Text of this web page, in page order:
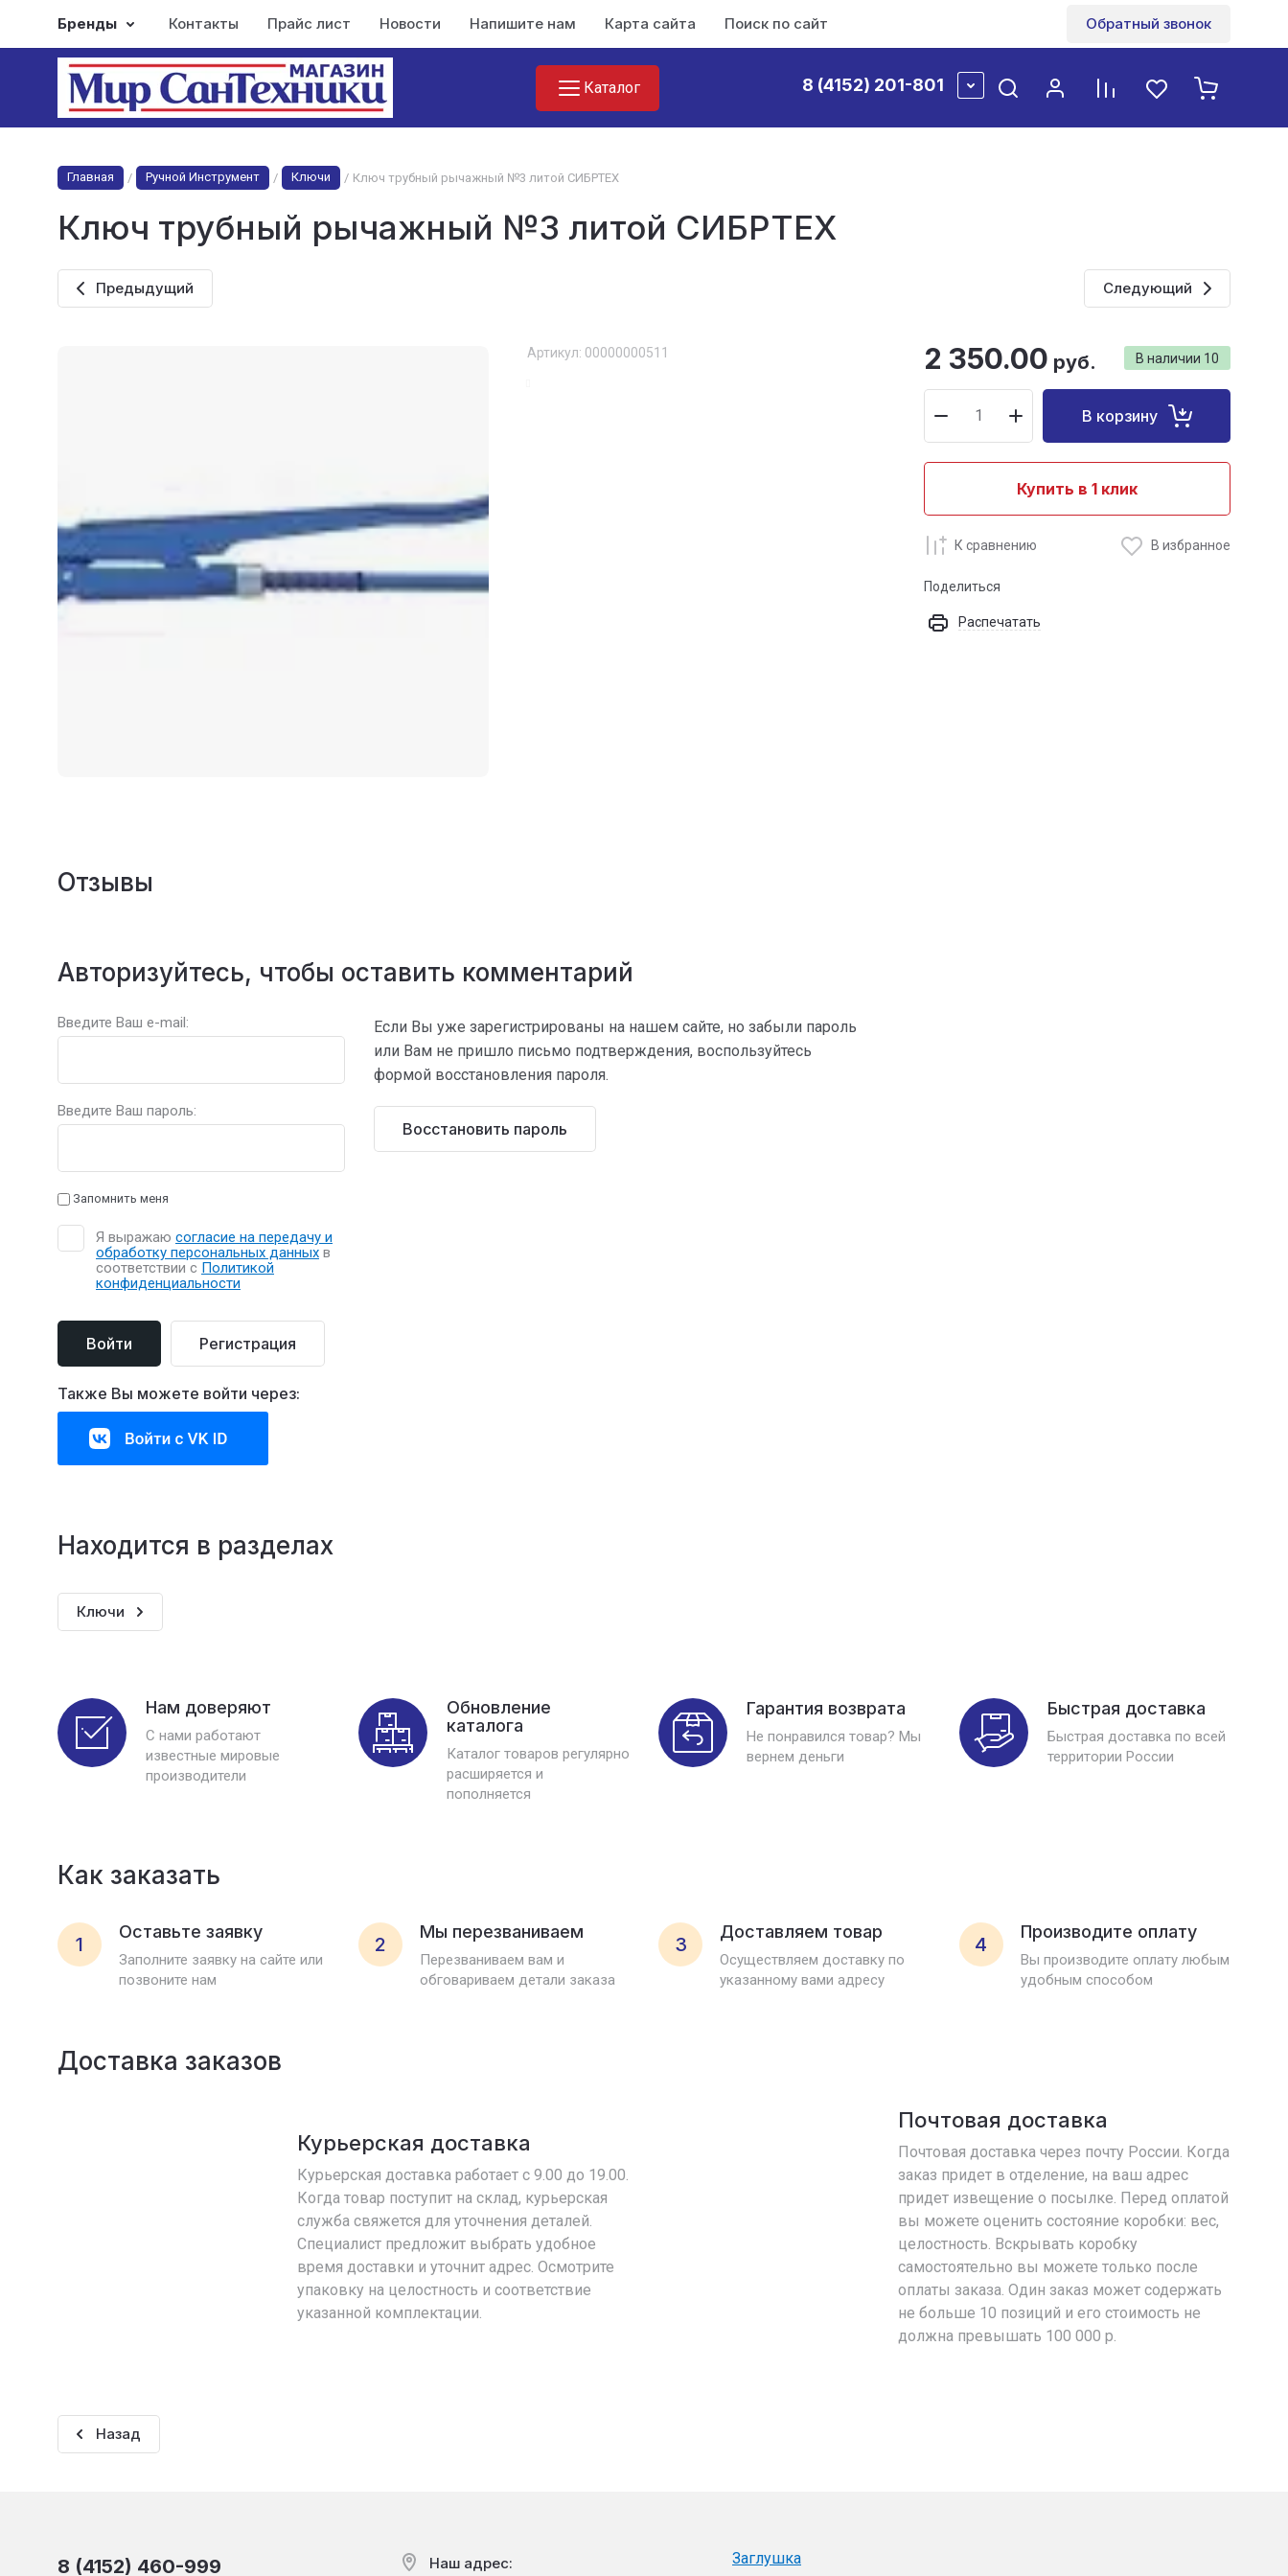
Бренды Контакты Прайс лист Новости Напишите нам Карта сайта Поиск по сайту ГлавнаяОбратный звонок
Каталог 8 (4152) 201-801
Главная / Ручной Инструмент / Ключи / Ключ трубный рычажный №3 литой СИБРТЕХ
Ключ трубный рычажный №3 литой СИБРТЕХ
Предыдущий Следующий
Артикул: 00000000511 В наличии 10
2 350.00 руб.
В корзину
Купить в 1 клик
К сравнению В избранное
Поделиться
Распечатать
Отзывы
Авторизуйтесь, чтобы оставить комментарий
Введите Ваш e-mail:
Введите Ваш пароль:
Запомнить меня
Я выражаю согласие на передачу и
обработку персональных данных в
соответствии с Политикой
конфиденциальности
Войти Регистрация
Если Вы уже зарегистрированы на нашем сайте, но забыли пароль
или Вам не пришло письмо подтверждения, воспользуйтесь
формой восстановления пароля.
Восстановить пароль
Также Вы можете войти через:
Находится в разделах
Ключи
Нам доверяют
С нами работают
известные мировые
производители
Обновление
каталога
Каталог товаров регулярно
расширяется и
пополняется
Гарантия возврата
Не понравился товар? Мы
вернем деньги
Быстрая доставка
Быстрая доставка по всей
территории России
Как заказать
1
Оставьте заявку
Заполните заявку на сайте или
позвоните нам
2
Мы перезваниваем
Перезваниваем вам и
обговариваем детали заказа
3
Доставляем товар
Осуществляем доставку по
указанному вами адресу
4
Производите оплату
Вы производите оплату любым
удобным способом
Доставка заказов
Курьерская доставка
Курьерская доставка работает с 9.00 до 19.00.
Когда товар поступит на склад, курьерская
служба свяжется для уточнения деталей.
Специалист предложит выбрать удобное
время доставки и уточнит адрес. Осмотрите
упаковку на целостность и соответствие
указанной комплектации.
Почтовая доставка
Почтовая доставка через почту России. Когда
заказ придет в отделение, на ваш адрес
придет извещение о посылке. Перед оплатой
вы можете оценить состояние коробки: вес,
целостность. Вскрывать коробку
самостоятельно вы можете только после
оплаты заказа. Один заказ может содержать
не больше 10 позиций и его стоимость не
должна превышать 100 000 р.
Назад
8 (4152) 460-999 Наш адрес: Заглушка